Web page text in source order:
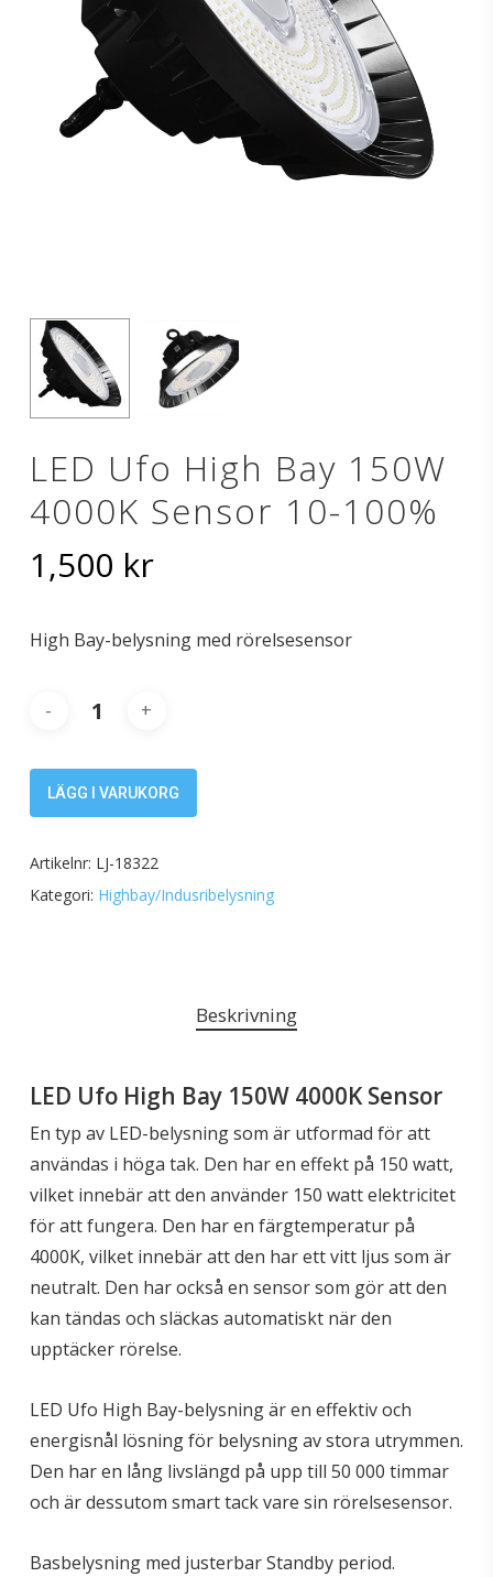
LED Ufo High Bay 150W
4000K Sensor 10-100%
1,500 kr
High Bay-belysning med rörelsesensor
LÄGG I VARUKORG
Artikelnr: LJ-18322
Kategori: Highbay/Indusribelysning
Beskrivning
LED Ufo High Bay 150W 4000K Sensor
En typ av LED-belysning som är utformad för att
användas i höga tak. Den har en effekt på 150 watt,
vilket innebär att den använder 150 watt elektricitet
för att fungera. Den har en färgtemperatur på
4000K, vilket innebär att den har ett vitt ljus som är
neutralt. Den har också en sensor som gör att den
kan tändas och släckas automatiskt när den
upptäcker rörelse.
LED Ufo High Bay-belysning är en effektiv och
energisnål lösning för belysning av stora utrymmen.
Den har en lång livslängd på upp till 50 000 timmar
och är dessutom smart tack vare sin rörelsesensor.
Basbelysning med justerbar Standby period.